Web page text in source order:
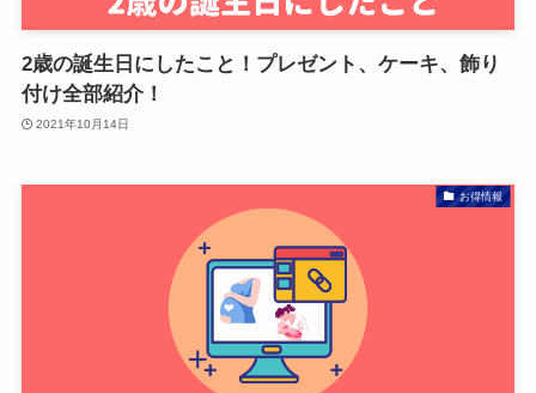
2歳の誕生日にしたこと！プレゼント、ケーキ、飾り
付け全部紹介！
2021年10月14日
お得情報